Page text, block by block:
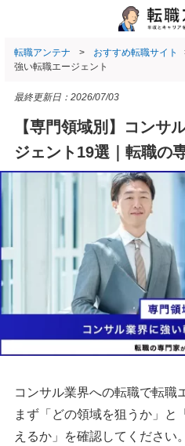
転職アンテナ おすすめ転職サイト
強い転職エージェント
最終更新日： 2026/07/03
【専門領域別】コンサ
ジェント19選｜転職の
コンサル業界への転職で転職
まず「どの領域を狙うか」と
えるか」を確認してください